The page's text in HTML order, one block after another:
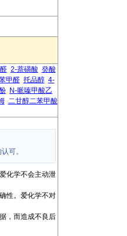
2-萘磺酸 癸酸
甲醛 托品醇 4-
N-哌嗪甲酸乙
二甘醇二苯甲酸
可。
化学不会主动泄
性。爱化学不对
，而造成不良后